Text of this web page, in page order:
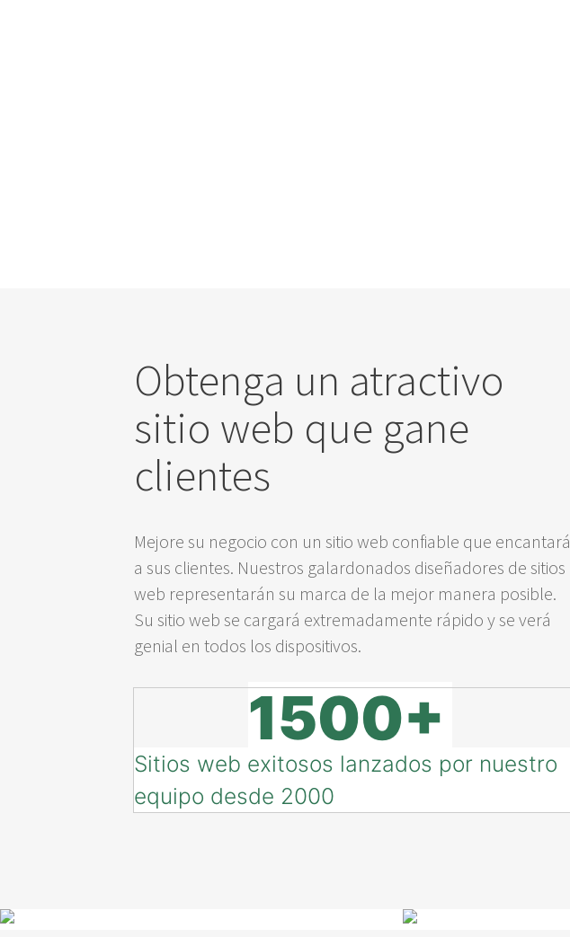
Obtenga un atractivo
sitio web que gane
clientes
Mejore su negocio con un sitio web confiable que encantará
a sus clientes. Nuestros galardonados diseñadores de sitios
web representarán su marca de la mejor manera posible.
Su sitio web se cargará extremadamente rápido y se verá
genial en todos los dispositivos.
1500+
Sitios web exitosos lanzados por nuestro
equipo desde 2000